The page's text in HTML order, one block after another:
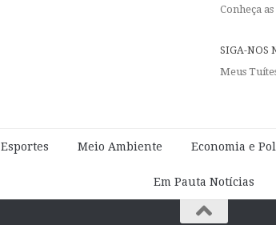
Conheça
SIGA-NOS
Meus
Esportes Meio Ambiente Economia e
Em Pauta Notícias